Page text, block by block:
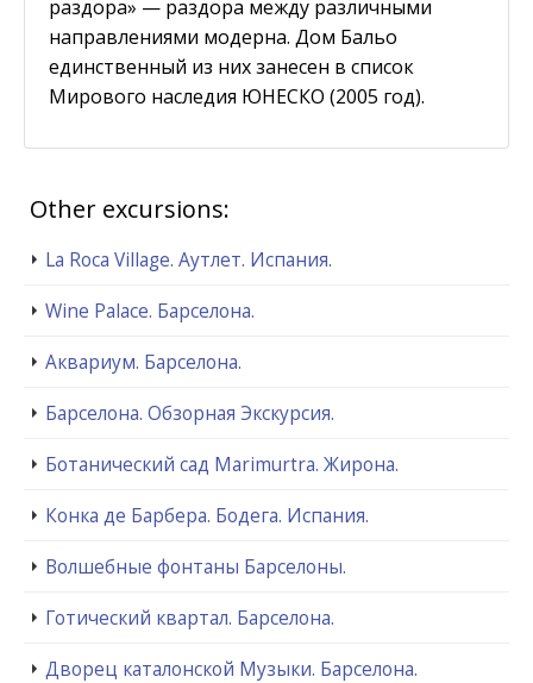
раздора» — раздора между различными
направлениями модерна. Дом Бальо
единственный из них занесен в список
Мирового наследия ЮНЕСКО (2005 год).
Other excursions:
La Roca Village. Аутлет. Испания.
Wine Palace. Барселона.
Аквариум. Барселона.
Барселона. Обзорная Экскурсия.
Ботанический сад Marimurtra. Жирона.
Конка де Барбера. Бодега. Испания.
Волшебные фонтаны Барселоны.
Готический квартал. Барселона.
Дворец каталонской Музыки. Барселона.